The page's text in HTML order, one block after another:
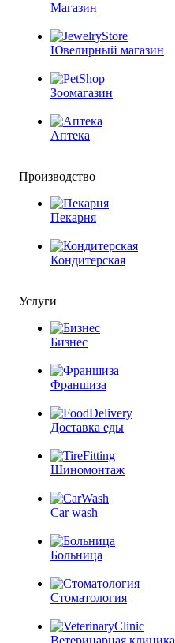
Магазин
Ювелирный магазин
Зоомагазин
Аптека
Производство
Пекарня
Кондитерская
Услуги
Бизнес
Франшиза
Доставка еды
Шиномонтаж
Car wash
Больница
Стоматология
Ветеринарная клиника